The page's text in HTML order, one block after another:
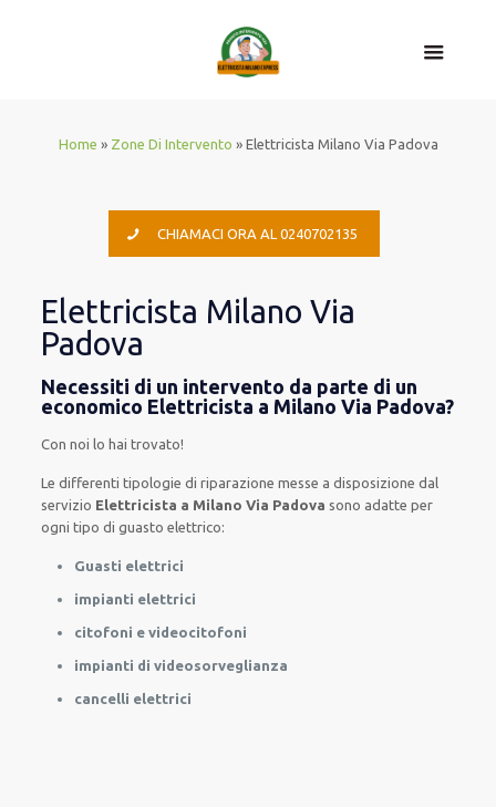
Home » Zone Di Intervento » Elettricista Milano Via Padova
CHIAMACI ORA AL 0240702135
Elettricista Milano Via
Padova
Necessiti di un intervento da parte di un
economico Elettricista a Milano Via Padova?
Con noi lo hai trovato!
Ledifferenti tipologie diriparazione messe a disposizione dal
servizio Elettricista a Milano Via Padova sono adatte per
ogni tipo di guasto elettrico:
Guasti elettrici
impianti elettrici
citofoni e videocitofoni
impianti di videosorveglianza
cancelli elettrici